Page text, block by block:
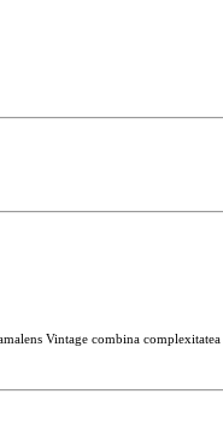
Vintage combina